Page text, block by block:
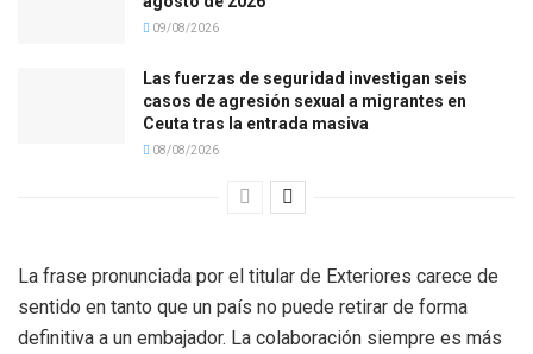
09/08/2026
Las fuerzas de seguridad investigan seis
casos de agresión sexual a migrantes en
Ceuta tras la entrada masiva
08/08/2026
La frase pronunciada por el titular de Exteriores carece de
sentido en tanto que un país no puede retirar de forma
definitiva a un embajador. La colaboración siempre es más